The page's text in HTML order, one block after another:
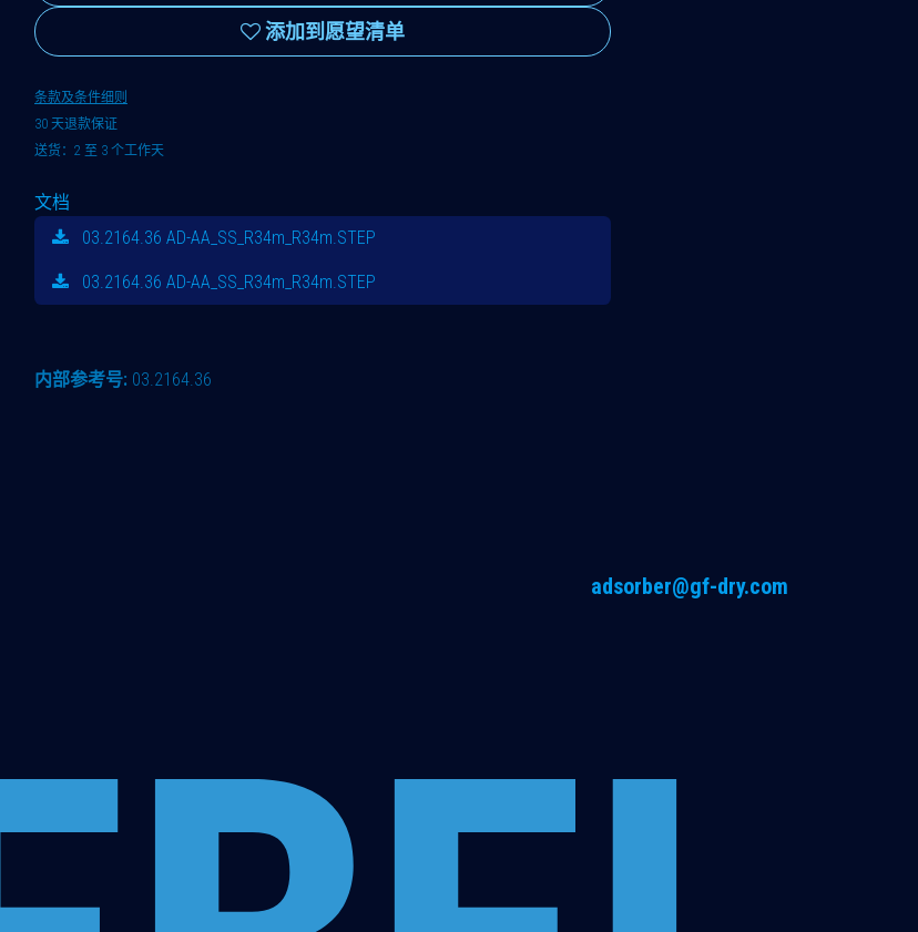
添加到愿望清单
条款及条件细则
30 天退款保证
送货：2 至 3 个工作天
文档
03.2164.36 AD-AA_SS_R34m_R34m.STEP
03.2164.36 AD-AA_SS_R34m_R34m.STEP
内部参考号: 03.2164.36
adsorber@gf-dry.com